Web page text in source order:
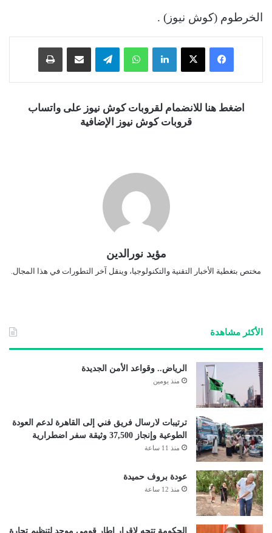
الخرطوم (كوش نيوز) .
فيسبوك ‫X لينكدإن واتساب تيلقرام
اضغط هنا للانضمام لقروبات كوش نيوز على واتساب
قروبات كوش نيوز الإضافية
مؤيد نورالدين
مختص بتغطية الأخبار التقنية والتكنولوجيا، وينقل آخر التطورات في هذا المجال.
الأكثر مشاهدة
الرياض.. وقواعد الأمن الجديدة
منذ يومين
ترتيبات لارسال فريق فني إلى القاهرة لدعم العودة
الطوعية وإنجاز 37,500 وثيقة سفر اضطرارية
منذ 11 ساعة
عودة بروف حميدة
منذ 12 ساعة
الحكومة تتجه لإقرار إطار قومي موحد لتنظيم تجارة